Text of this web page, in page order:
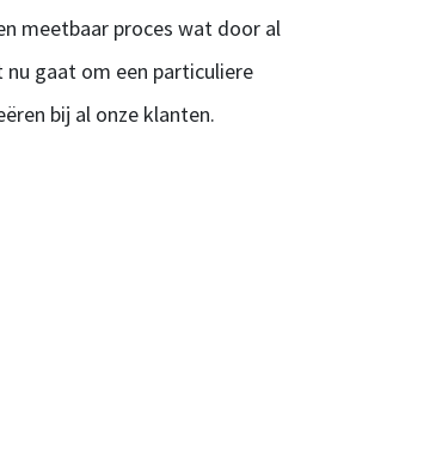
meetbaar proces wat door al
gaat om een particuliere
bij al onze klanten.